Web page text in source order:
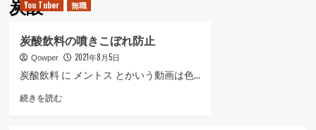
ュ
炭酸
You Tuber 無職
炭酸飲料の噴きこぼれ防止
Qowper 2021年8月5日
炭酸飲料 に メントス とかいう動画は色...
続きを読む炭